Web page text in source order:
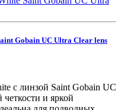
Gobain UC Ultra Clear lens
с линзой Saint Gobain UC
и яркой